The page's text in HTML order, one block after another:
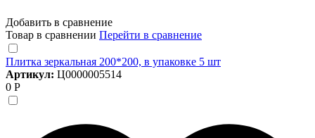
Добавить в сравнение
Товар в сравнении Перейти в сравнение
Плитка зеркальная 200*200, в упаковке 5 шт
Артикул: Ц0000005514
0 Р